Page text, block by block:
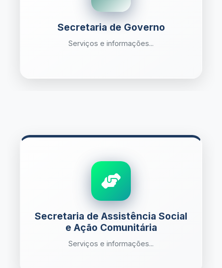
Secretaria de Governo
Serviços e informações...
Secretaria de Assistência Social
e Ação Comunitária
Serviços e informações...